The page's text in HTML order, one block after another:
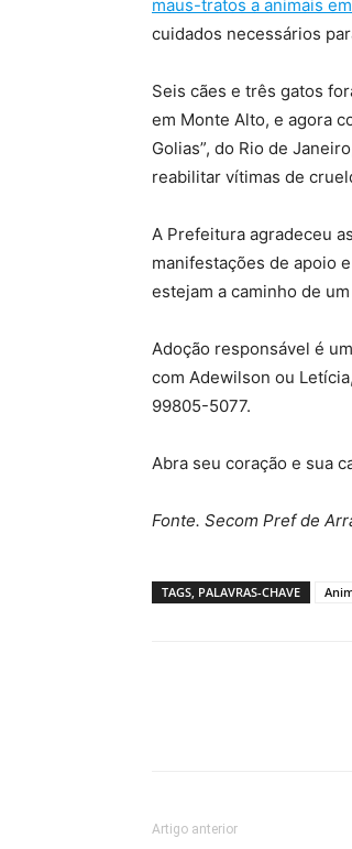
maus-tratos a animais
cuidados necessários
Seis cães e três gatos
em Monte Alto, e agora
Golias”, do Rio de
reabilitar vítimas de
A Prefeitura agradeceu
manifestações de apoio
estejam a caminho de
Adoção responsável é
com Adewilson ou
99805-5077.
Abra seu coração e sua
Fonte. Secom Pref de
TAGS, PALAVRAS-CHAVE
Artigo anterior